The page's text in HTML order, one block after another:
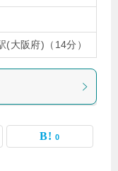
(大阪府)（14分）
0